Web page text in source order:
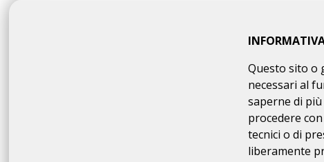
Bernasconi Daniele
BERNASCONI
Bevilacqua Fabio
Bonfiglio Salvatore
Borghi Simone Pietro
Questo sito o
necessari al
saperne di
procedere
tecnici o di
liberamente